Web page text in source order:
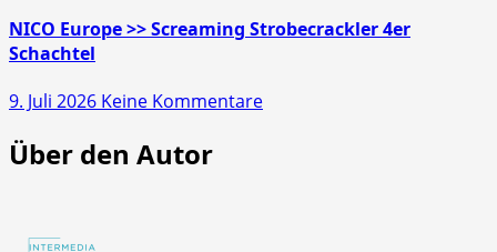
>>
Fontänenbatterie
NICO Europe >> Screaming Strobecrackler 4er
Schachtel
9. Juli 2026 Keine Kommentarezu
Über den Autor